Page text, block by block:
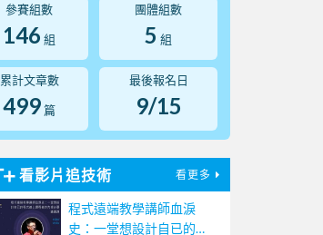
參賽組數
146 組
團體組數
5 組
累計文章數
499 篇
最後報名日
9/15
看影片追技術 看更多
程式遠端教學講師血淚
史：一堂想設計自已的程